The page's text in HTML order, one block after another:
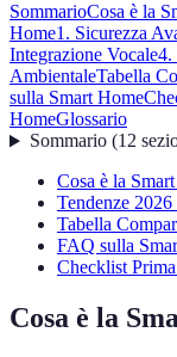
SommarioCosa è la
Home1. Sicurezza
Integrazione Vocale4.
AmbientaleTabella
sulla Smart Home
HomeGlossario
Sommario(12
Cosa è la
Tendenze
Tabella
FAQ sulla
Checklist
Cosa è la